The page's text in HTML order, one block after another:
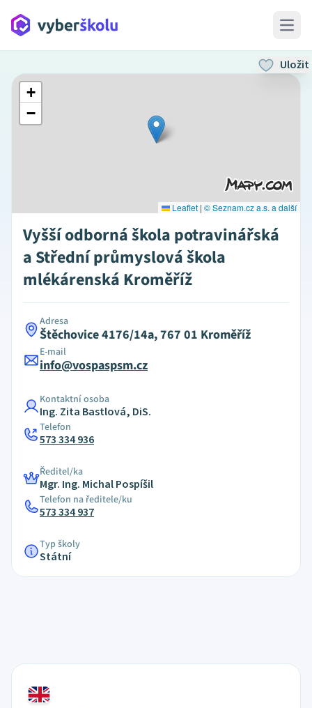
Open
Uložit
+
−
Leaflet | © Seznam.cz a.s. a další
Vyšší odborná škola potravinářská
a Střední průmyslová škola
mlékárenská Kroměříž
Adresa
Štěchovice 4176/14a, 767 01 Kroměříž
E-mail
info@vospaspsm.cz
Kontaktní osoba
Ing. Zita Bastlová, DiS.
Telefon
573 334 936
Ředitel/ka
Mgr. Ing. Michal Pospíšil
Telefon na ředitele/ku
573 334 937
Typ školy
Státní